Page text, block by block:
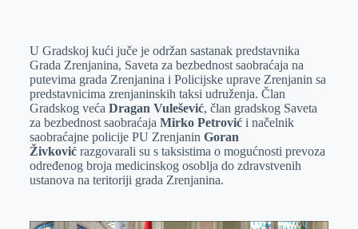
e
r
I
n
s
A
p
p
a
i
l
U Gradskoj kući juče je održan sastanak predstavnika
Grada Zrenjanina, Saveta za bezbednost saobraćaja na
putevima grada Zrenjanina i Policijske uprave Zrenjanin sa
predstavnicima zrenjaninskih taksi udruženja. Član
Gradskog veća Dragan Vulešević, član gradskog Saveta
za bezbednost saobraćaja Mirko Petrovići načelnik
saobraćajne policije PU Zrenjanin Goran
Živkovićrazgovarali su s taksistima o mogućnosti prevoza
određenog broja medicinskog osoblja do zdravstvenih
ustanova na teritoriji grada Zrenjanina.